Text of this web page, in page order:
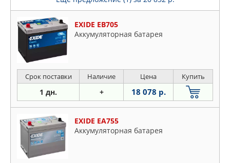
EXIDE EB705
Аккумуляторная батарея
Срок поставки Наличие Цена Купить
1 дн. + 18 078 р.
EXIDE EA755
Аккумуляторная батарея